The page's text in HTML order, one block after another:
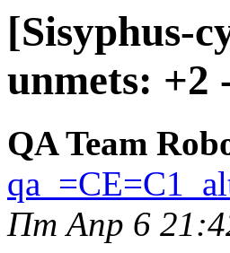
[Sisyphus-
unmets: +2
QA Team
Пт Апр 6